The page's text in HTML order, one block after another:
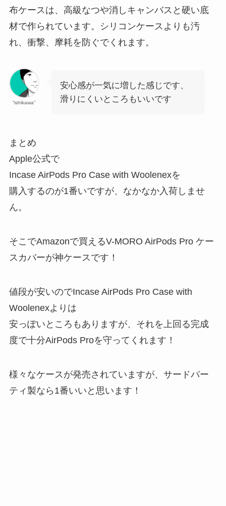
布ケースは、高級なつや消しキャンバスと硬い底
材で作られています。シリコンケースよりも汚
れ、衝撃、摩耗を防ぐでくれます。
“ishikawa”
安心感が一気に増した感じです、
滑りにくいところもいいです
まとめ
Apple公式で
Incase AirPods Pro Case with Woolenexを
購入するのが1番いですが、なかなか入荷しませ
ん。
そこでAmazonで買えるV-MORO AirPods Pro ケー
スカバーが神ケースです！
値段が安いのでIncase AirPods Pro Case with
Woolenexよりは
安っぽいところもありますが、それを上回る完成
度で十分AirPods Proを守ってくれます！
様々なケースが発売されていますが、サードパー
ティ製なら1番いいと思います！